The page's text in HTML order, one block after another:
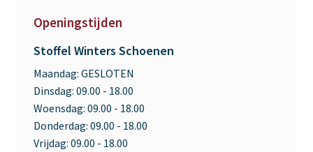
Openingstijden
Stoffel Winters Schoenen
Maandag: GESLOTEN
Dinsdag: 09.00 - 18.00
Woensdag: 09.00 - 18.00
Donderdag: 09.00 - 18.00
Vrijdag: 09.00 - 18.00